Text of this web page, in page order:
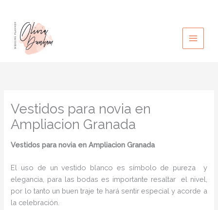
contenido
Vestidos para novia en
Ampliacion Granada
Vestidos para novia en Ampliacion Granada
El uso de un vestido blanco es símbolo de pureza y
elegancia, para las bodas es importante resaltar el nivel,
por lo tanto un buen traje te hará sentir especial y acorde a
la celebración.